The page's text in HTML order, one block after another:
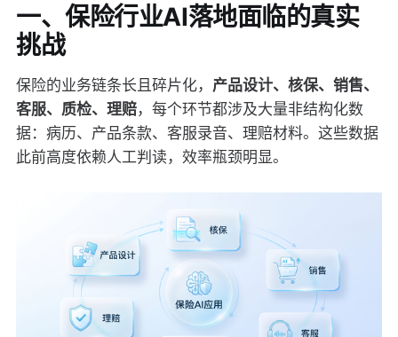
一、保险行业AI落地面临的真实
挑战
保险的业务链条长且碎片化， 产品设计、核保、销售、
客服、质检、理赔，每个环节都涉及大量非结构化数
据：病历、产品条款、客服录音、理赔材料。这些数据
此前高度依赖人工判读，效率瓶颈明显。